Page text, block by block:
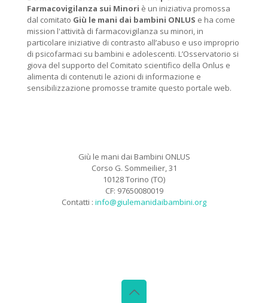
Farmacovigilanza sui Minori è un iniziativa promossa
dal comitato Giù le mani dai bambini ONLUS e ha come
mission l'attività di farmacovigilanza su minori, in
particolare iniziative di contrasto all’abuso e uso improprio
di psicofarmaci su bambini e adolescenti. L’Osservatorio si
giova del supporto del Comitato scientifico della Onlus e
alimenta di contenuti le azioni di informazione e
sensibilizzazione promosse tramite questo portale web.
Giù le mani dai Bambini ONLUS
Corso G. Sommeilier, 31
10128 Torino (TO)
CF: 97650080019
Contatti : info@giulemanidaibambini.org